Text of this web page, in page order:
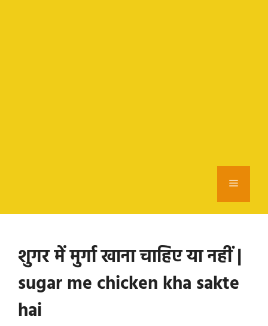
Menu
शुगर में मुर्गा खाना चाहिए या नहीं |
sugar me chicken kha sakte
hai